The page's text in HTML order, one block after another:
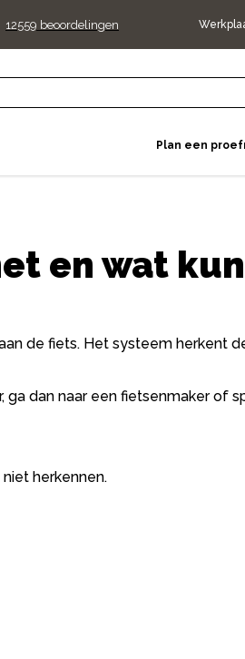
12559 beoordelingen
Plan een
en wat
de fiets. Het systeem herkent
dan naar een fietsenmaker of
herkennen.